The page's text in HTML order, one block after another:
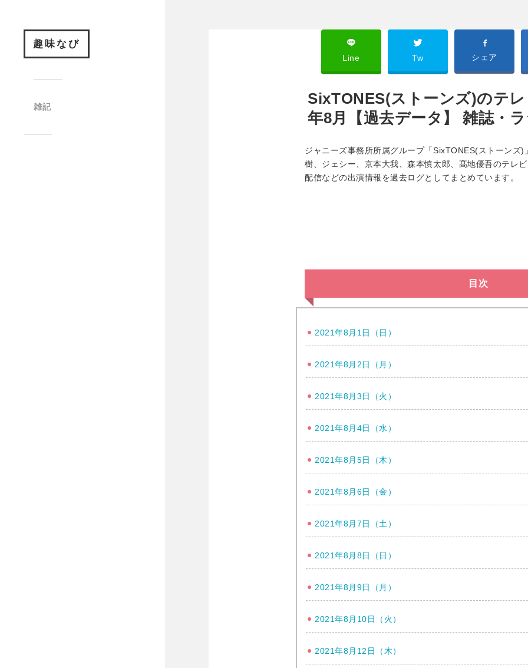
趣味なび
雑記
Line Tw シェア
SixTONES(ストーンズ)のテ
年8月【過去データ】 雑誌・
ジャニーズ事務所所属グループ「SixTONES(ストーンズ
樹、ジェシー、京本大我、森本慎太郎、髙地優吾のテレ
配信などの出演情報を過去ログとしてまとめています。
目次
2021年8月1日（日）
2021年8月2日（月）
2021年8月3日（火）
2021年8月4日（水）
2021年8月5日（木）
2021年8月6日（金）
2021年8月7日（土）
2021年8月8日（日）
2021年8月9日（月）
2021年8月10日（火）
2021年8月12日（木）